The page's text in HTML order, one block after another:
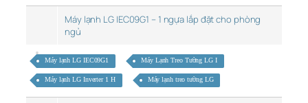
Máy lạnh LG IEC09G1 – 1 ngựa lắp đặt cho phòng
ngủ
Máy lạnh LG IEC09G1 Máy Lạnh Treo Tường LG I
Máy lạnh LG Inverter 1 H Máy lạnh treo tường LG